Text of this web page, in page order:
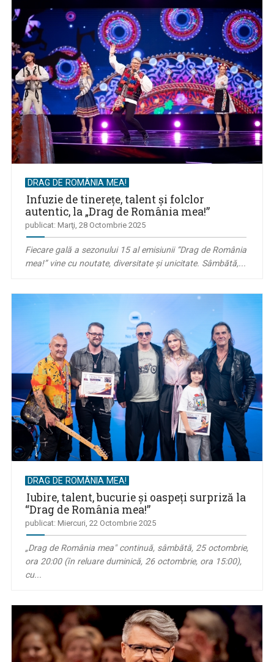
DRAG DE ROMÂNIA MEA!
Infuzie de tinerețe, talent și folclor
autentic, la „Drag de România mea!”
publicat: Marţi, 28 Octombrie 2025
Fiecare gală a sezonului 15 al emisiunii “Drag de România
mea!” vine cu noutate, diversitate şi unicitate. Sâmbătă,...
DRAG DE ROMÂNIA MEA!
Iubire, talent, bucurie și oaspeți surpriză la
“Drag de România mea!”
publicat: Miercuri, 22 Octombrie 2025
„Drag de România mea" continuă, sâmbătă, 25 octombrie,
ora 20:00 (în reluare duminică, 26 octombrie, ora 15:00),
cu...